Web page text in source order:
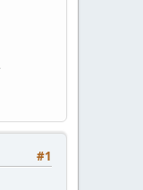
#1